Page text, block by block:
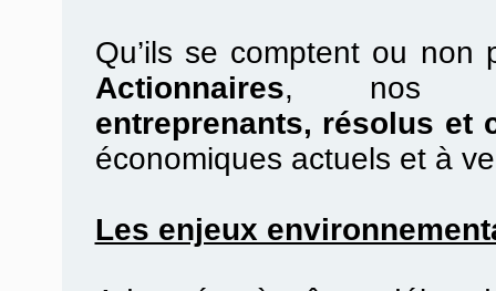
Qu’ils se comptent ou non
Actionnaires, nos
entreprenants, résolus et
économiques actuels et à
Les enjeux